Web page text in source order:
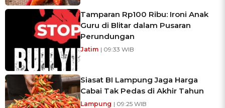
Tamparan Rp100 Ribu: Ironi Anak
Guru di Blitar dalam Pusaran
Perundungan
Jatim | 09:33 WIB
Siasat BI Lampung Jaga Harga
Cabai Tak Pedas di Akhir Tahun
Lampung | 09:25 WIB